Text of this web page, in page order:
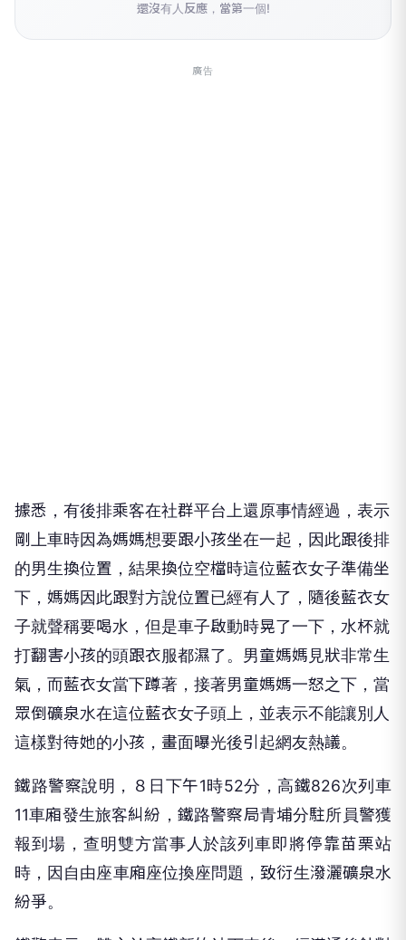
還沒有人反應，當第一個!
廣告
據悉，有後排乘客在社群平台上還原事情經過，表示
剛上車時因為媽媽想要跟小孩坐在一起，因此跟後排
的男生換位置，結果換位空檔時這位藍衣女子準備坐
下，媽媽因此跟對方說位置已經有人了，隨後藍衣女
子就聲稱要喝水，但是車子啟動時晃了一下，水杯就
打翻害小孩的頭跟衣服都濕了。男童媽媽見狀非常生
氣，而藍衣女當下蹲著，接著男童媽媽一怒之下，當
眾倒礦泉水在這位藍衣女子頭上，並表示不能讓別人
這樣對待她的小孩，畫面曝光後引起網友熱議。
鐵路警察說明，８日下午1時52分，高鐵826次列車
11車廂發生旅客糾紛，鐵路警察局青埔分駐所員警獲
報到場，查明雙方當事人於該列車即將停靠苗栗站
時，因自由座車廂座位換座問題，致衍生潑灑礦泉水
紛爭。